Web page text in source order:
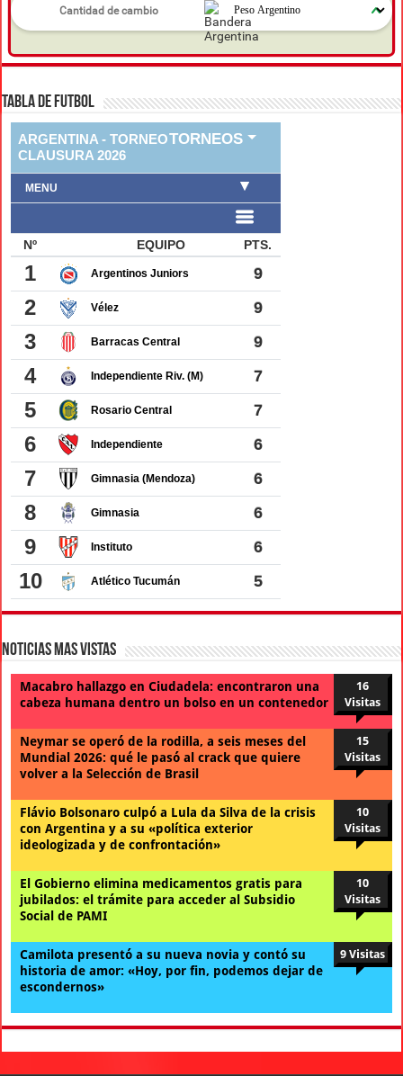
TABLA DE FUTBOL
Noticias Mas Vistas
Macabro hallazgo en Ciudadela: encontraron una
cabeza humana dentro un bolso en un contenedor
16
Visitas
Neymar se operó de la rodilla, a seis meses del
Mundial 2026: qué le pasó al crack que quiere
volver a la Selección de Brasil
15
Visitas
Flávio Bolsonaro culpó a Lula da Silva de la crisis
con Argentina y a su «política exterior
ideologizada y de confrontación»
10
Visitas
El Gobierno elimina medicamentos gratis para
jubilados: el trámite para acceder al Subsidio
Social de PAMI
10
Visitas
Camilota presentó a su nueva novia y contó su
historia de amor: «Hoy, por fin, podemos dejar de
escondernos»
9 Visitas